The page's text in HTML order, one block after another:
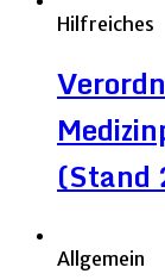
Hilfreiches
Allgemein